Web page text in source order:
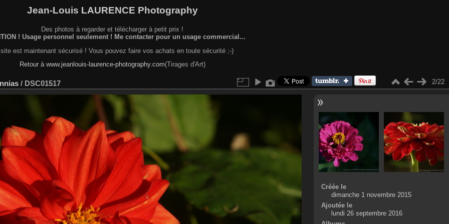
Jean-Louis LAURENCE Photography
Des photos à regarder et télécharger à petit prix !
! Usage personnel seulement ! Me contacter pour un usage commercial...
est maintenant sécurisé ! Vous pouvez faire vos achats en toute sécurité ;-)
Retour à www.jeanlouis-laurence-photography.com(Tirages d'Art)
/ DSC01517 2/22
Créée le
dimanche 1 novembre 2015
Ajoutée le
lundi 26 septembre 2016